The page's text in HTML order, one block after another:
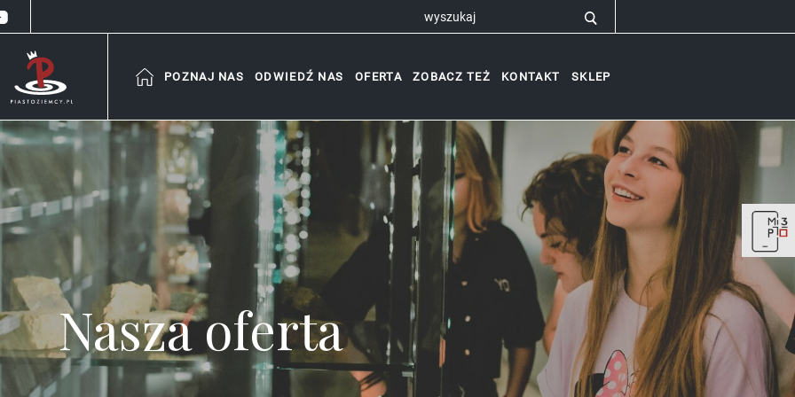
POZNAJ NAS ODWIEDŹ NAS OFERTA ZOBACZ TEŻ KONTAKT SKLEP
Nasza oferta